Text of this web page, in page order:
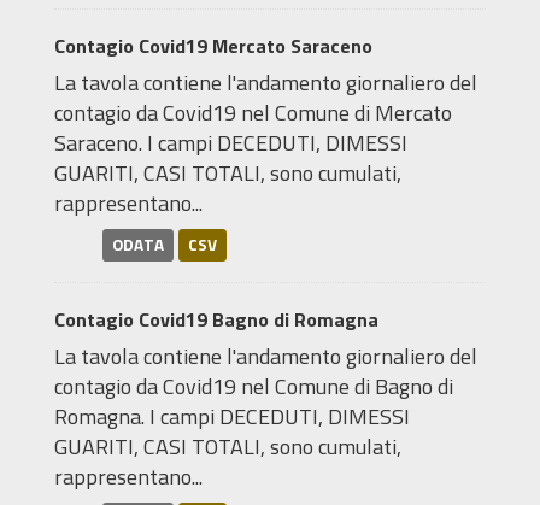
Contagio Covid19 Mercato Saraceno
La tavola contiene l'andamento giornaliero del
contagio da Covid19 nel Comune di Mercato
Saraceno. I campi DECEDUTI, DIMESSI
GUARITI, CASI TOTALI, sono cumulati,
rappresentano...
ODATA CSV
Contagio Covid19 Bagno di Romagna
La tavola contiene l'andamento giornaliero del
contagio da Covid19 nel Comune di Bagno di
Romagna. I campi DECEDUTI, DIMESSI
GUARITI, CASI TOTALI, sono cumulati,
rappresentano...